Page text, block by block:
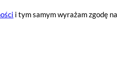
i tym samym wyrażam zgodę